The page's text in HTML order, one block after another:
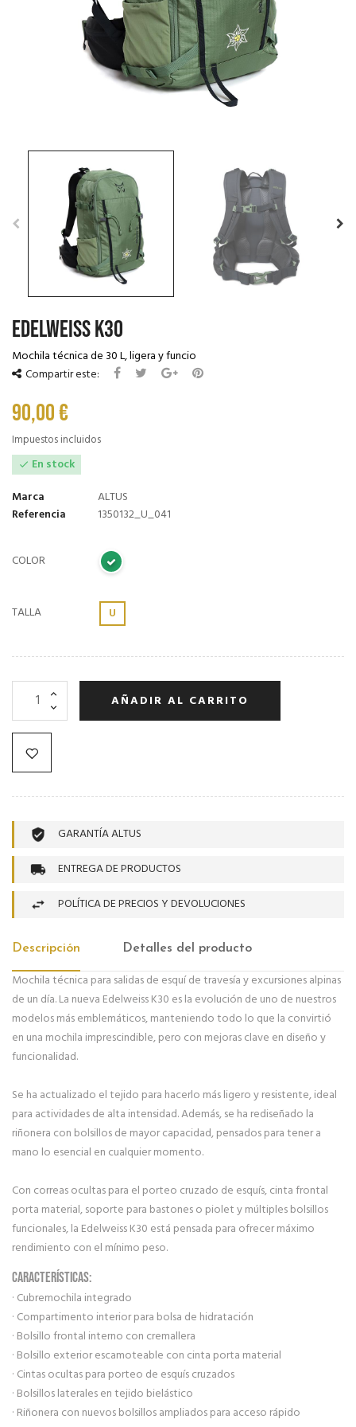
EDELWEISS K30
Mochila técnica de 30 L, ligera y funcio
Compartir este:
90,00 €
Impuestos incluidos
 En stock
Marca
ALTUS
Referencia
1350132_U_041
COLOR
TALLA U
AÑADIR AL CARRITO
GARANTÍA ALTUS
ENTREGA DE PRODUCTOS
POLÍTICA DE PRECIOS Y DEVOLUCIONES
Descripción Detalles del producto
Mochila técnica para salidas de esquí de travesía y excursiones alpinas
de un día. La nueva Edelweiss K30 es la evolución de uno de nuestros
modelos más emblemáticos, manteniendo todo lo que la convirtió
en una mochila imprescindible, pero con mejoras clave en diseño y
funcionalidad.
Se ha actualizado el tejido para hacerlo más ligero y resistente, ideal
para actividades de alta intensidad. Además, se ha rediseñado la
riñonera con bolsillos de mayor capacidad, pensados para tener a
mano lo esencial en cualquier momento.
Con correas ocultas para el porteo cruzado de esquís, cinta frontal
porta material, soporte para bastones o piolet y múltiples bolsillos
funcionales, la Edelweiss K30 está pensada para ofrecer máximo
rendimiento con el mínimo peso.
CARACTERÍSTICAS:
· Cubremochila integrado
· Compartimento interior para bolsa de hidratación
· Bolsillo frontal interno con cremallera
· Bolsillo exterior escamoteable con cinta porta material
· Cintas ocultas para porteo de esquís cruzados
· Bolsillos laterales en tejido bielástico
· Riñonera con nuevos bolsillos ampliados para acceso rápido